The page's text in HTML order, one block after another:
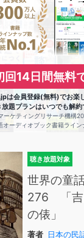
回14日間無料
は会員登録(無料)でお楽し
題プランはいつでも解約
ーケティングリサーチ機構
オーディオブック書籍ライ
聴き放題対象
世界の童
276 「吉
の俵」
著者 日本の民